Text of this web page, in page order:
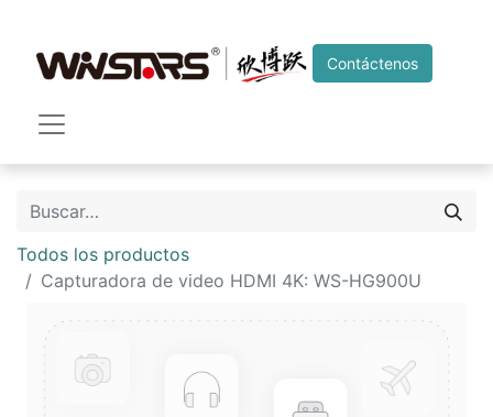
Contáctenos
Todos los productos
Capturadora de video HDMI 4K: WS-HG900U